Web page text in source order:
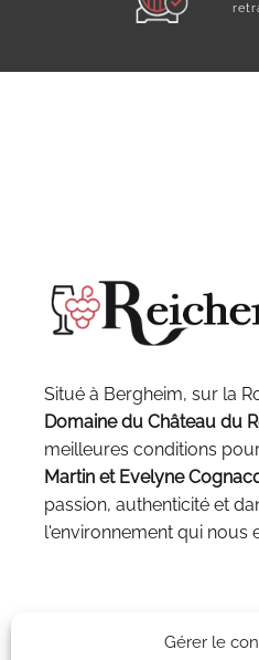
Gérer le
Situé à Bergheim, sur la
Domaine du Château du
meilleures conditions
Martin et Evelyne
passion, authenticité et
l'environnement qui nous